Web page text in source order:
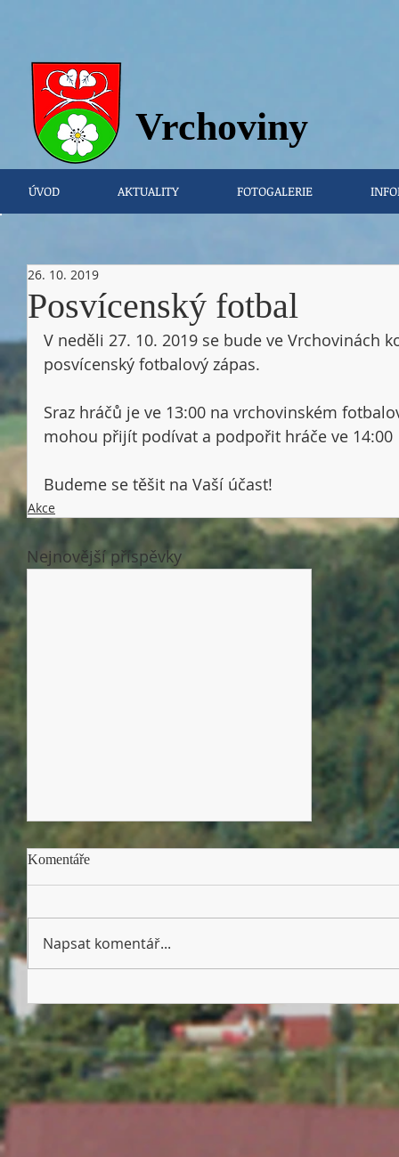
ÚVOD AKTUALITY FOTOGALERIE
Vrchoviny
Posvícenský fotbal
26. 10. 2019
V neděli 27. 10. 2019 se bude ve Vrchovinách
posvícenský fotbalový zápas.
Sraz hráčů je ve 13:00 na vrchovinském
mohou přijít podívat a podpořit hráče ve 14:00
Budeme se těšit na Vaší účast!
Akce
Nejnovější příspěvky
Komentáře
Napsat komentář...